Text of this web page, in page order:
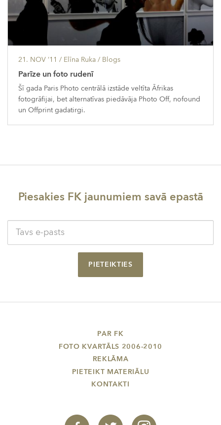
21. NOV ’11 / Elīna Ruka / Blogs
Parīze un foto rudenī
Šī gada Paris Photo centrālā izstāde veltīta Āfrikas
fotogrāfijai, bet alternatīvas piedāvāja Photo Off, nofound
un Offprint gadatirgi.
Piesakies FK jaunumiem savā epastā
PIETEIKTIES
PAR FK
FOTO KVARTĀLS 2006-2010
REKLĀMA
PIETEIKT MATERIĀLU
KONTAKTI